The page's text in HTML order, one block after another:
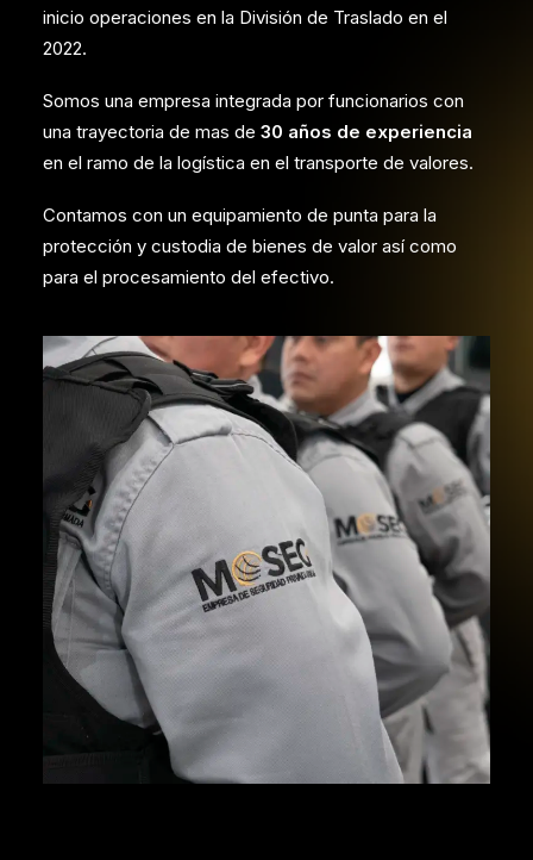
inicio operaciones en la División de Traslado en el
2022.
Somos una empresa integrada por funcionarios con
una trayectoria de mas de 30 años de experiencia
en el ramo de la logística en el transporte de valores.
Contamos con un equipamiento de punta para la
protección y custodia de bienes de valor así como
para el procesamiento del efectivo.